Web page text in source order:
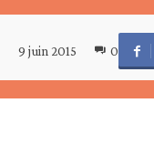
9 juin 2015 0